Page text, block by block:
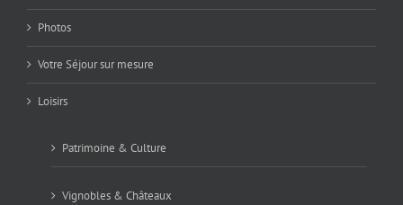
Photos
Votre Séjour sur mesure
Loisirs
Patrimoine & Culture
Vignobles & Châteaux